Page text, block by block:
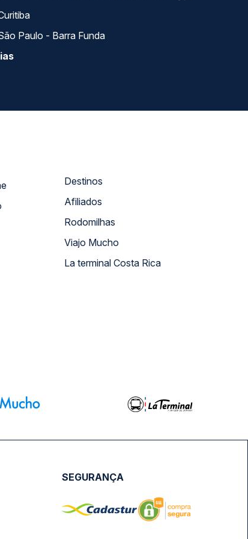
Paulo - Barra Funda
Destinos
Afiliados
Rodomilhas
Viajo Mucho
La terminal Costa Rica
SEGURANÇA